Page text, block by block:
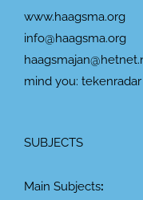
www.haagsma.org
info@haagsma.org
mind you: tekenradar
SUBJECTS
Main Subjects: